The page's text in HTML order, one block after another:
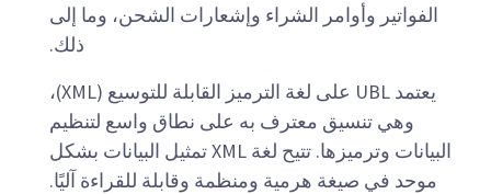
الفواتير وأوامر الشراء وإشعارات الشحن، وما إلى
ذلك.
يعتمد UBL على لغة الترميز القابلة للتوسيع (XML)،
وهي تنسيق معترف به على نطاق واسع لتنظيم
البيانات وترميزها. تتيح لغة XML تمثيل البيانات بشكل
موحد في صيغة هرمية ومنظمة وقابلة للقراءة آليًا.